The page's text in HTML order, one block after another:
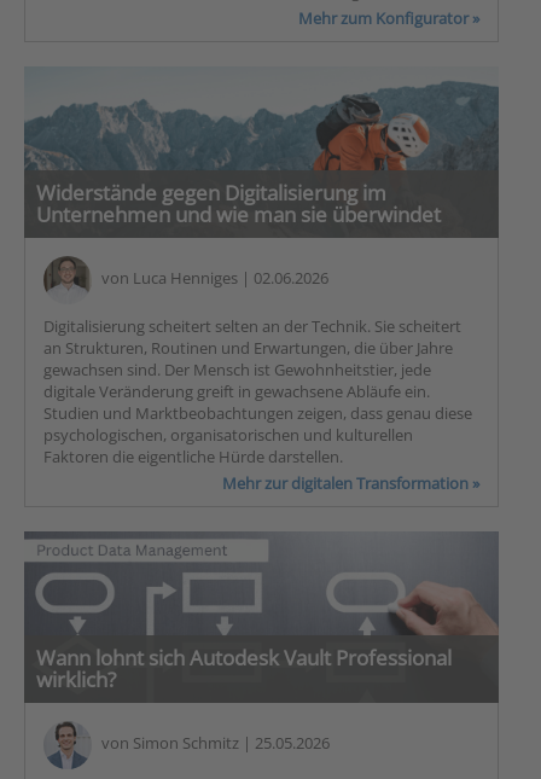
Mehr zum Konfigurator »
Widerstände gegen Digitalisierung im
Unternehmen und wie man sie überwindet
von Luca Henniges | 02.06.2026
Digitalisierung scheitert selten an der Technik. Sie scheitert
an Strukturen, Routinen und Erwartungen, die über Jahre
gewachsen sind. Der Mensch ist Gewohnheitstier, jede
digitale Veränderung greift in gewachsene Abläufe ein.
Studien und Marktbeobachtungen zeigen, dass genau diese
psychologischen, organisatorischen und kulturellen
Faktoren die eigentliche Hürde darstellen.
Mehr zur digitalen Transformation »
Wann lohnt sich Autodesk Vault Professional
wirklich?
von Simon Schmitz | 25.05.2026